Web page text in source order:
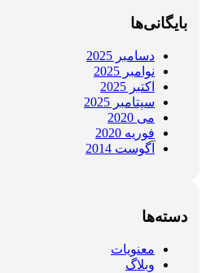
بایگانی‌ها
دسامبر 2025
نوامبر 2025
اکتبر 2025
سپتامبر 2025
می 2020
فوریه 2020
آگوست 2014
دسته‌ها
معنویات
وبلاگ